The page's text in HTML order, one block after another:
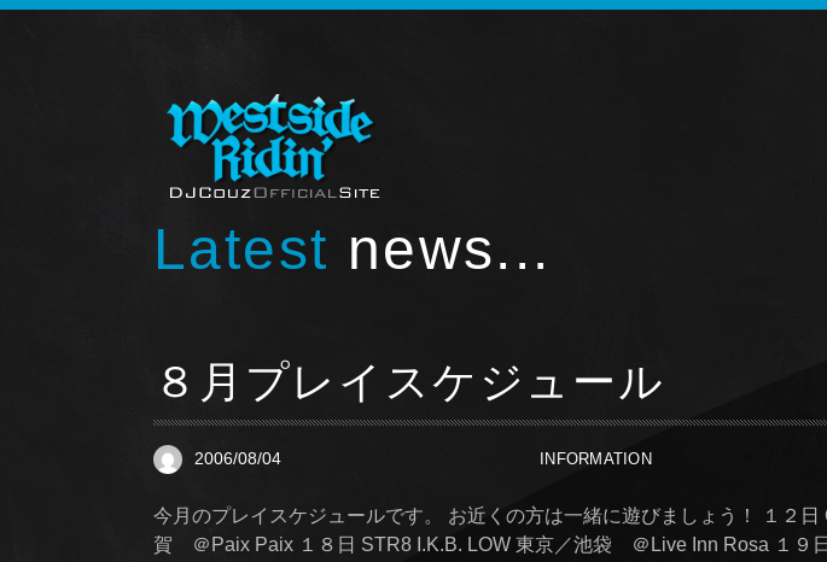
Latest news...
８月プレイスケジュール
2006/08/04 INFORMATION
今月のプレイスケジュールです。 お近くの方は一緒に遊びましょう！ １２
賀 ＠Paix Paix １８日 STR8 I.K.B. LOW 東京／池袋 ＠Live Inn Rosa １９